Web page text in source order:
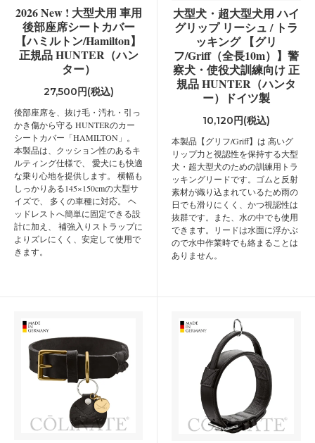
2026 New ! 大型犬用 車用
後部座席シートカバー
【ハミルトン/Hamilton】
正規品 HUNTER（ハン
ター）
27,500円(税込)
後部座席を、抜け毛・汚れ・引っ
かき傷から守る HUNTERのカー
シートカバー「HAMILTON」。
本製品は、クッション性のあるキ
ルティング仕様で、 愛犬にも快適
な乗り心地を提供します。 横幅も
しっかりある145×150cmの大型サ
イズで、 多くの車種に対応。 ヘ
ッドレストへ簡単に固定できる設
計に加え、 補強入りストラップに
よりズレにくく、安定して使用で
きます。
大型犬・超大型犬用 ハイ
グリップ リーシュ / トラ
ッキング 【グリ
フ/Griff（全長10m）】警
察犬・使役犬訓練向け 正
規品 HUNTER（ハンタ
ー）ドイツ製
10,120円(税込)
本製品【グリフ/Griff】は 高いグ
リップ力と視認性を保持する大型
犬・超大型犬のための訓練用トラ
ッキングリードです。ゴムと反射
素材が織り込まれているため雨の
日でも滑りにくく、かつ視認性は
抜群です。また、水の中でも使用
できます。リードは水面に浮かぶ
ので水中作業時でも絡まることは
ありません。